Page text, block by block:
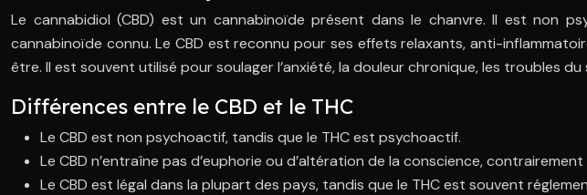
Le cannabidiol (CBD) est un cannabinoïde présent dans le chanvre. Il est non
cannabinoïde connu. Le CBD est reconnu pour ses effets relaxants, anti-
être. Il est souvent utilisé pour soulager l’anxiété, la douleur chronique, les troubles
Différences entre le CBD et le THC
Le CBD est non psychoactif, tandis que le THC est psychoactif.
Le CBD n’entraîne pas d’euphorie ou d’altération de la conscience, contrairement
Le CBD est légal dans la plupart des pays, tandis que le THC est souvent